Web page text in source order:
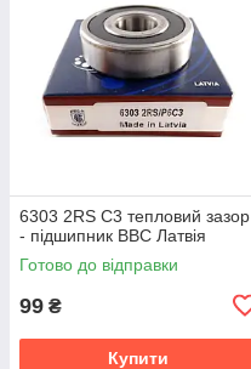
6303 2RS C3 тепловий зазор
- підшипник BBC Латвія
Готово до відправки
99 ₴
Купити